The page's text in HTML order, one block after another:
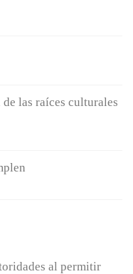
las raíces culturales
al permitir